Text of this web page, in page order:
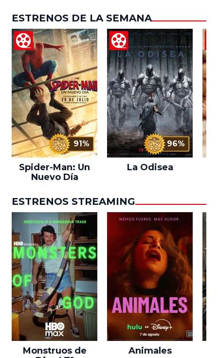
ESTRENOS DE LA SEMANA
91%
Spider-Man: Un
Nuevo Día
96%
La Odisea
ESTRENOS STREAMING
Monstruos de
Animales